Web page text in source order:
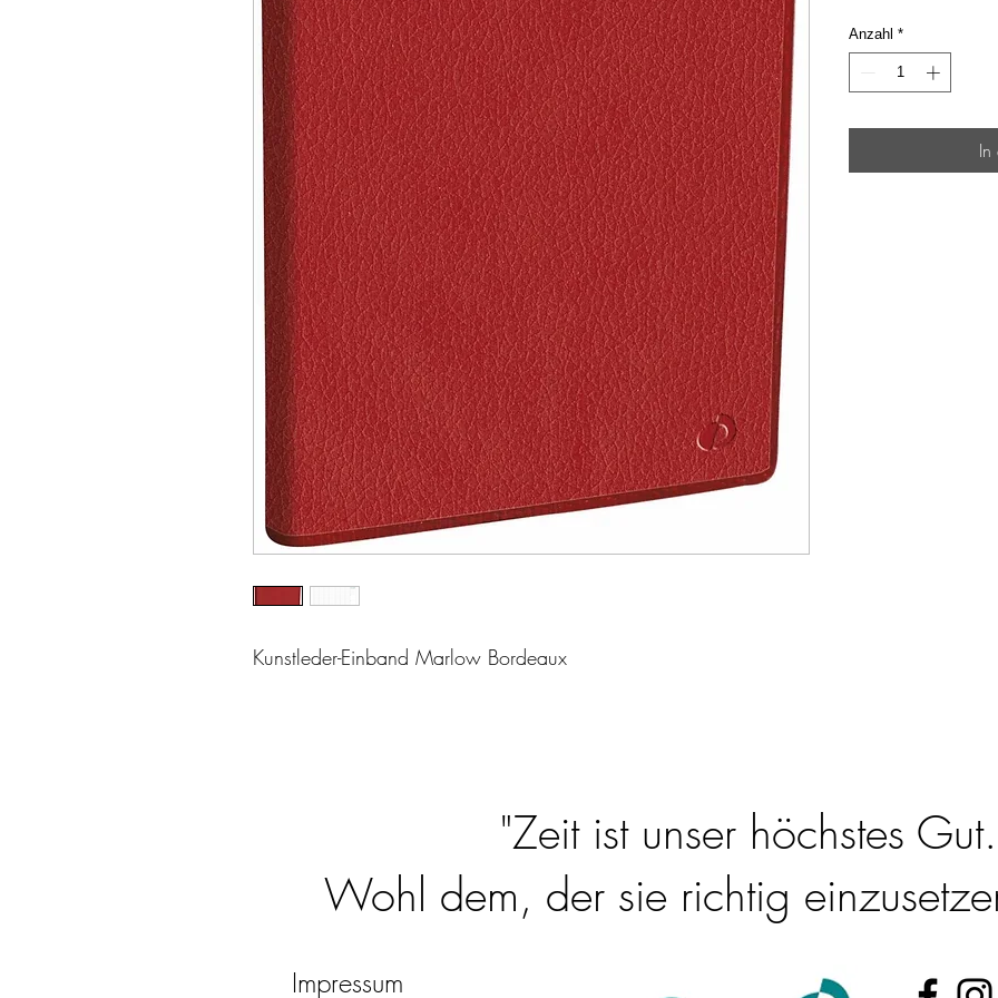
Kunstleder-Einband Marlow Bordeaux
Anzahl *
"Zeit ist unser höchstes Gut.
Wohl dem, der sie richtig
Impressum